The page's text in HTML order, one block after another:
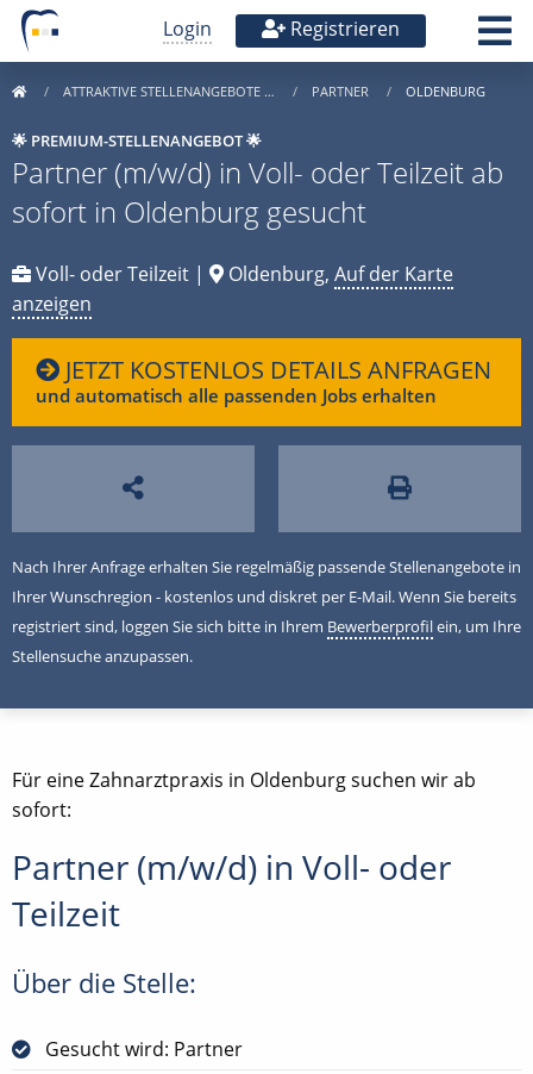
Login Registrieren
ATTRAKTIVE STELLENANGEBOTE … PARTNER OLDENBURG
🌟 PREMIUM-STELLENANGEBOT 🌟
Partner (m/w/d) in Voll- oder Teilzeit ab
sofort in Oldenburg gesucht
Voll- oder Teilzeit | Oldenburg, Auf der Karte
anzeigen
JETZT KOSTENLOS DETAILS ANFRAGEN
und automatisch alle passenden Jobs erhalten
Nach Ihrer Anfrage erhalten Sie regelmäßig passende Stellenangebote in
Ihrer Wunschregion - kostenlos und diskret per E-Mail. Wenn Sie bereits
registriert sind, loggen Sie sich bitte in Ihrem Bewerberprofilein, um Ihre
Stellensuche anzupassen.
Für eine Zahnarztpraxis in Oldenburg suchen wir ab
sofort:
Partner (m/w/d) in Voll- oder
Teilzeit
Über die Stelle:
Gesucht wird: Partner